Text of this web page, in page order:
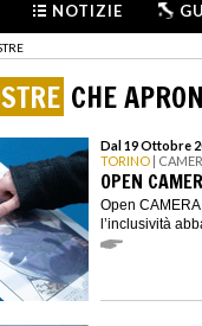
NOTIZIE
CHE
Dal 19 Ottobre
TORINO |
OPEN
Open
l’inclusività